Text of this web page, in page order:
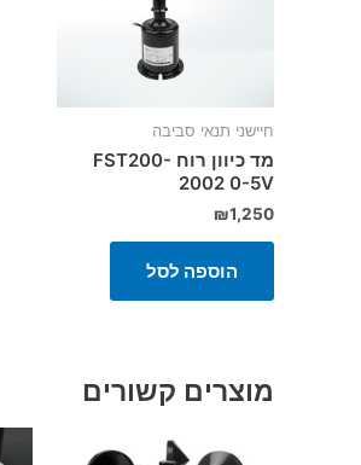
חיישני תנאי סביבה
מד כיוון רוח FST200-
2002 0-5V
₪1,250
הוספה לסל
מוצרים קשורים